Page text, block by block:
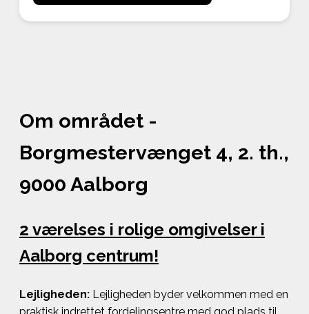
Om området -
Borgmestervænget 4, 2. th.,
9000 Aalborg
2 værelses i rolige omgivelser i
Aalborg centrum!
Lejligheden: Lejligheden byder velkommen med en